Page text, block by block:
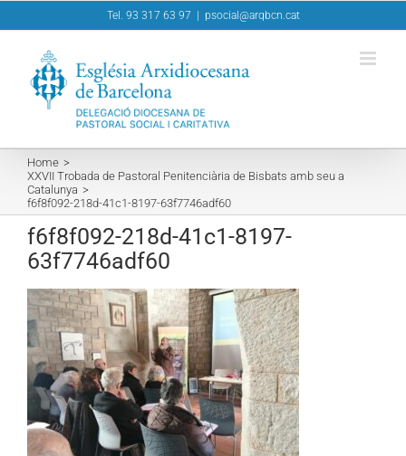
to
Tel. 93 317 63 97 psocial@arqbcn.cat
Home
XXVII Trobada de Pastoral Penitenciària de Bisbats amb seu a
Catalunya
f6f8f092-218d-41c1-8197-63f7746adf60
f6f8f092-218d-41c1-8197-
63f7746adf60